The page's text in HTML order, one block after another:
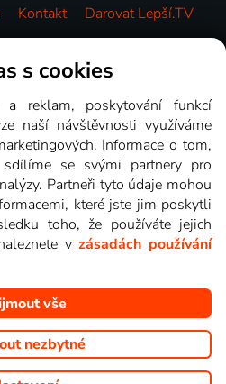
Kontakt Darovat Lepší.TV
Na tomto webu jsou zobrazovány
které můžete sledovat v Lepší.TV.
s cookies
a reklam, poskytování funkcí
naší návštěvnosti využíváme
Informace o tom,
se svými partnery pro
Partneři tyto údaje mohou
které jste jim poskytli
toho, že používáte jejich
vzásadách používání
vše
nezbytné